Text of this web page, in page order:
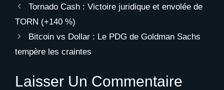
Tornado Cash : Victoire juridique et envolée de
TORN (+140 %)
Bitcoin vs Dollar : Le PDG de Goldman Sachs
tempère les craintes
Laisser Un Commentaire